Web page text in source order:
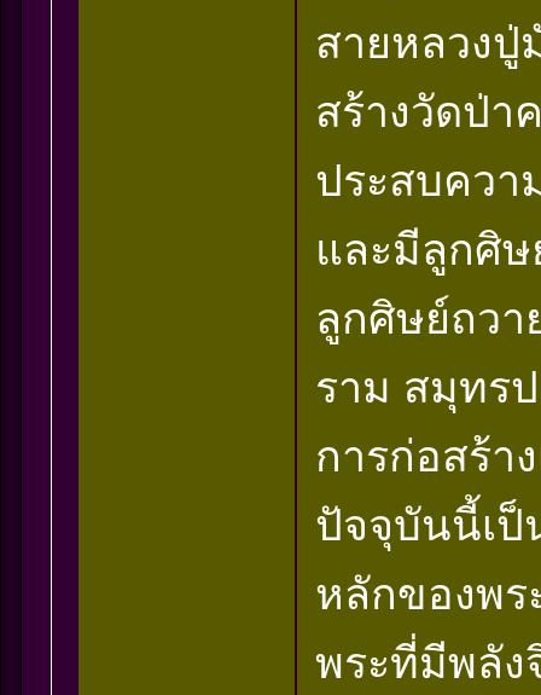
สายหลวงปู่
สร้างวัดป่า
ประสบควา
และมีลูกศิษ
ลูกศิษย์ถวา
ราม สมุทร
การก่อสร้า
ปัจจุบันนี้เป็
หลักของพร
พระที่มีพลัง